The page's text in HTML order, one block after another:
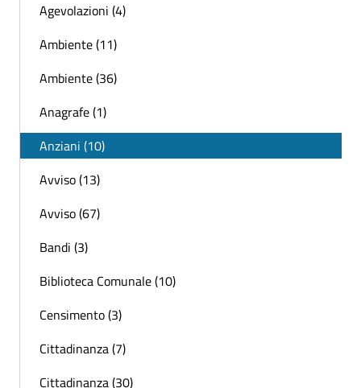
Agevolazioni (4)
Ambiente (11)
Ambiente (36)
Anagrafe (1)
Anziani (10)
Avviso (13)
Avviso (67)
Bandi (3)
Biblioteca Comunale (10)
Censimento (3)
Cittadinanza (7)
Cittadinanza (30)